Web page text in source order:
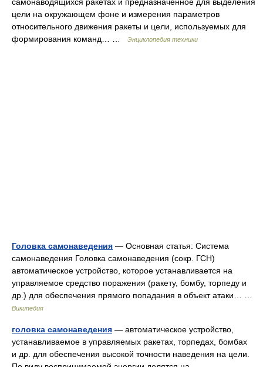
цели на окружающем фоне и измерения параметров
относительного движения ракеты и цели, используемых для
формирования команд… …
Энциклопедия техники
Головка самонаведения — Основная статья: Система
самонаведения Головка самонаведения (сокр. ГСН)
автоматическое устройство, которое устанавливается на
управляемое средство поражения (ракету, бомбу, торпеду и
др.) для обеспечения прямого попадания в объект атаки… …
Википедия
головка самонаведения — автоматическое устройство,
устанавливаемое в управляемых ракетах, торпедах, бомбах
и др. для обеспечения высокой точности наведения на цели.